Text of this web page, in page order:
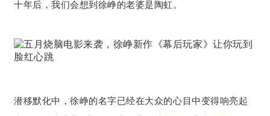
十年后，我们会想到徐峥的老婆是陶虹。
潜移默化中，徐峥的名字已经在大众的心目中变得响亮起